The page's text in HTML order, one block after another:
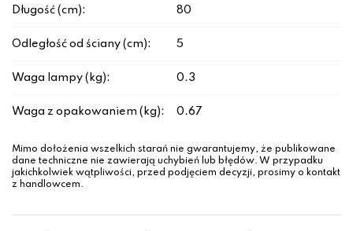
Długość (cm): 80
Odległość od ściany (cm): 5
Waga lampy (kg): 0.3
Waga z opakowaniem (kg): 0.67
Mimo dołożenia wszelkich starań nie gwarantujemy, że publikowane
dane techniczne nie zawierają uchybień lub błędów. W przypadku
jakichkolwiek wątpliwości, przed podjęciem decyzji, prosimy o kontakt
z handlowcem.